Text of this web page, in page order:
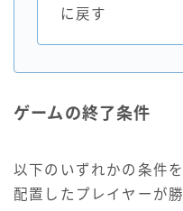
に戻す
ゲームの終了条件
以下のいずれかの条件
配置したプレイヤーが勝